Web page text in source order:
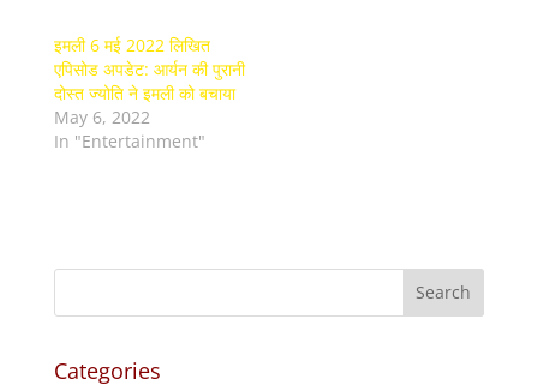
इमली 6 मई 2022 लिखित
एपिसोड अपडेट: आर्यन की पुरानी
दोस्त ज्योति ने इमली को बचाया
May 6, 2022
In "Entertainment"
Categories